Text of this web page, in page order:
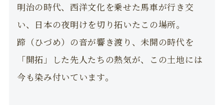
明治の時代、西洋文化を乗せた馬車が行き交
い、日本の夜明けを切り拓いたこの場所。
蹄（ひづめ）の音が響き渡り、未開の時代を
「開拓」した先人たちの熱気が、この土地には
今も染み付いています。